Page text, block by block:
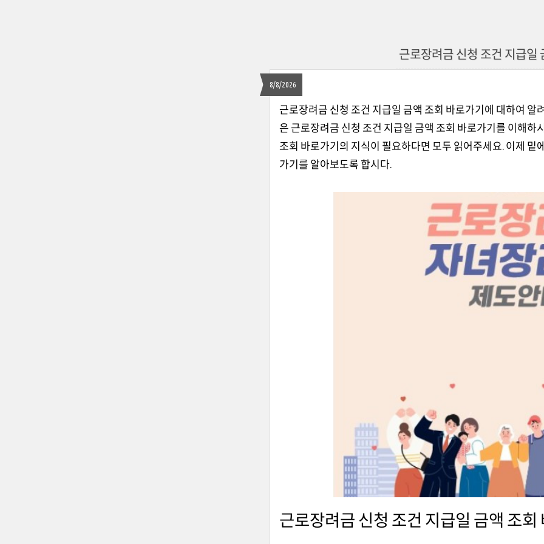
근로장려금 신청 조건 지급일
8/8/2026
근로장려금 신청 조건 지급일 금액 조회 바로가기에 대하여 알
은 근로장려금 신청 조건 지급일 금액 조회 바로가기를 이해하
조회 바로가기의 지식이 필요하다면 모두 읽어주세요. 이제 밑
가기를 알아보도록 합시다.
근로장려금 신청 조건 지급일 금액 조회